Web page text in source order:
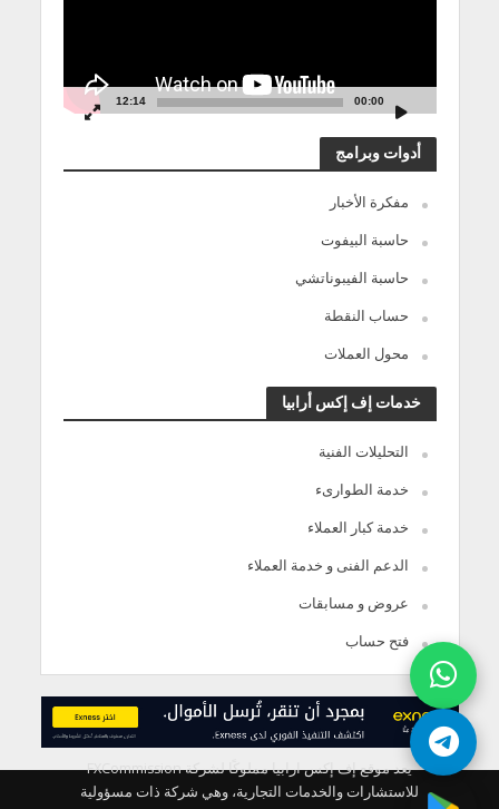
00:00
12:14
أدوات وبرامج
مفكرة الأخبار
حاسبة البيفوت
حاسبة الفيبوناتشي
حساب النقطة
محول العملات
خدمات إف إكس أرابيا
التحليلات الفنية
خدمة الطوارىء
خدمة كبار العملاء
الدعم الفنى و خدمة العملاء
عروض و مسابقات
فتح حساب
يعد موقع إف إكس ارابيا مملوكًا لشركة FXCommission
للاستشارات والخدمات التجارية، وهي شركة ذات مسؤولية